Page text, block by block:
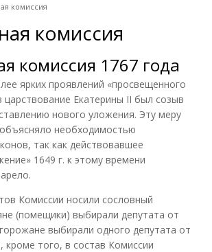
комиссия
комиссия
комиссия 1767 года
ярких проявлений «просвещенного
царствование Екатерины II был созыв
нового уложения. Эту меру
необходимостью
так как действовавшее
1649 г. к этому времени
Комиссии носили сословный
(помещики) выбирали депутата от
выбирали одного депутата от
кроме того, в состав Комиссии